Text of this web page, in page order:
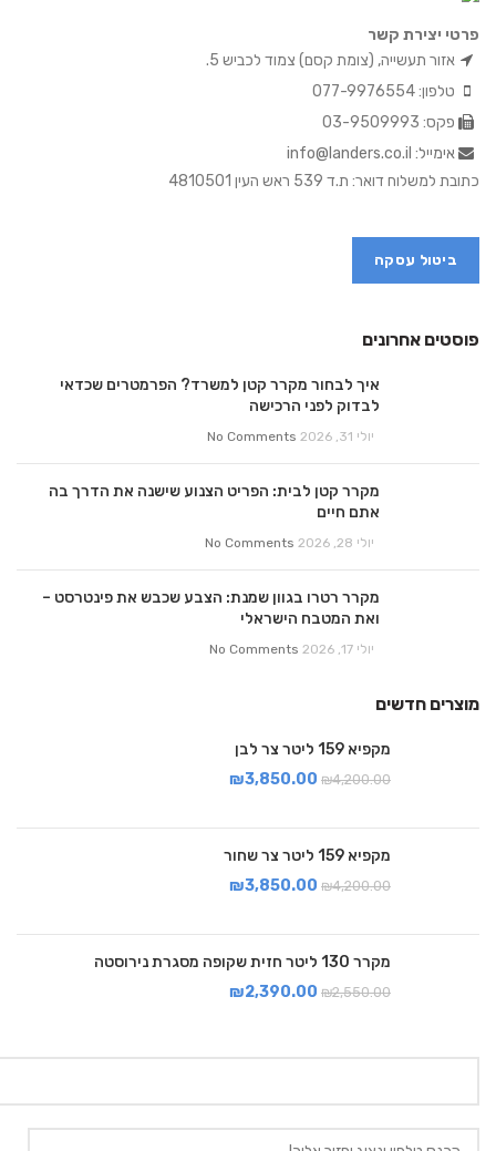
פרטי יצירת קשר
אזור תעשייה, (צומת קסם) צמוד לכביש 5.
טלפון: 077-9976554
פקס: 03-9509993
אימייל: info@landers.co.il
כתובת למשלוח דואר: ת.ד 539 ראש העין 4810501
ביטול עסקה
פוסטים אחרונים
איך לבחור מקרר קטן למשרד? הפרמטרים שכדאי
לבדוק לפני הרכישה
יולי 31, 2026 No Comments
מקרר קטן לבית: הפריט הצנוע שישנה את הדרך בה
אתם חיים
יולי 28, 2026 No Comments
מקרר רטרו בגוון שמנת: הצבע שכבש את פינטרסט –
ואת המטבח הישראלי
יולי 17, 2026 No Comments
מוצרים חדשים
מקפיא 159 ליטר צר לבן
₪4,200.00
₪3,850.00
מקפיא 159 ליטר צר שחור
₪4,200.00
₪3,850.00
מקרר 130 ליטר חזית שקופה מסגרת נירוסטה
₪2,550.00
₪2,390.00